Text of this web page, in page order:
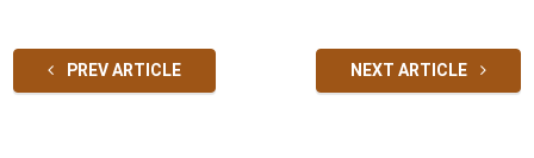
PREV ARTICLE NEXT ARTICLE